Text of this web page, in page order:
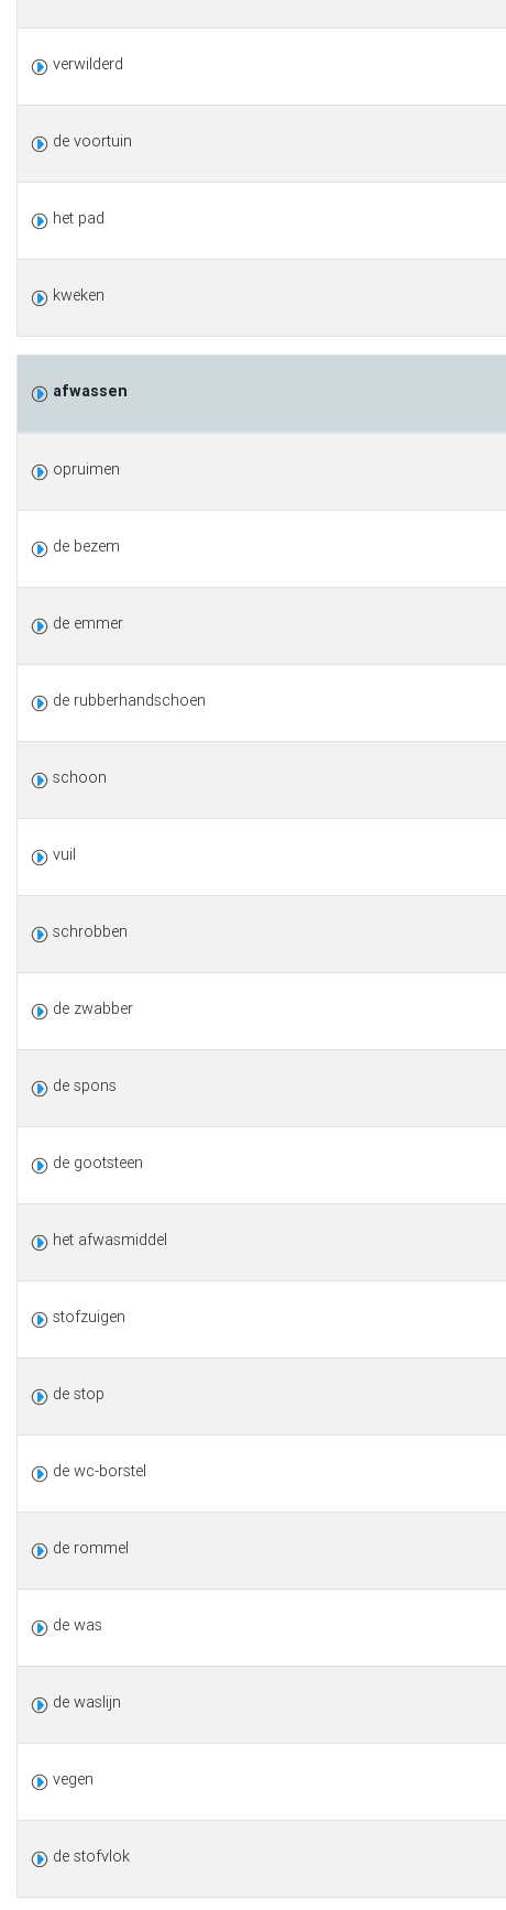
verwilderd
de voortuin
het pad
kweken
afwassen
opruimen
de bezem
de emmer
de rubberhandschoen
schoon
vuil
schrobben
de zwabber
de spons
de gootsteen
het afwasmiddel
stofzuigen
de stop
de wc-borstel
de rommel
de was
de waslijn
vegen
de stofvlok